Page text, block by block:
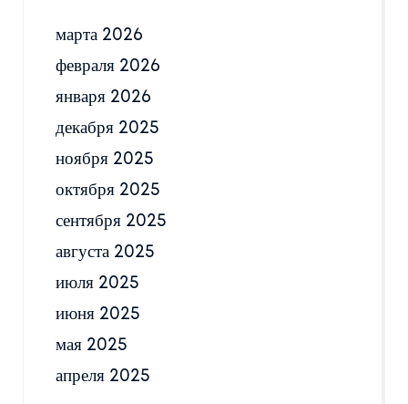
марта 2026
февраля 2026
января 2026
декабря 2025
ноября 2025
октября 2025
сентября 2025
августа 2025
июля 2025
июня 2025
мая 2025
апреля 2025